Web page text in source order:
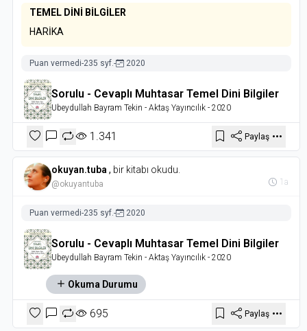
TEMEL DİNİ BİLGİLER
HARİKA
Puan vermedi-235 syf.- 2020
Sorulu - Cevaplı Muhtasar Temel Dini Bilgiler
Ubeydullah Bayram Tekin - Aktaş Yayıncılık - 2020
1.341 Paylaş
okuyan.tuba , bir kitabı okudu.
@okuyantuba 1a
Puan vermedi-235 syf.- 2020
Sorulu - Cevaplı Muhtasar Temel Dini Bilgiler
Ubeydullah Bayram Tekin - Aktaş Yayıncılık - 2020
Okuma Durumu
695 Paylaş